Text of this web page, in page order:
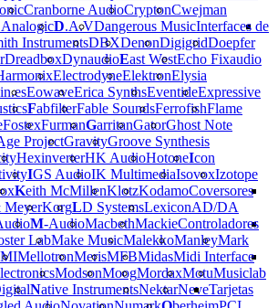
Cranborne AudioCryptonCwejman
D.A.VDangerous Music
InstrumentsDBXDenonDigigridDoepfer
DreadboxDynaudioEast WestEcho Fix
ElectrodyneElektronElysia
EowaveErica SynthsEventideExpressive
FabfilterFable SoundsFerrofishFlame
FostexFurmanGarritanGatorGhost Note
ProjectGravityGroove Synthesis
HexinverterHK AudioHotoneIcon
IGS AudioIK MultimediaIsovoxIzotope
Keith McMillenKlotzKodamo
KorgLD SystemsLexicon
M-AudioMacbethMackie
LabMake MusicMalekkoManleyMark
MellotronMerisMFBMidas
ModsonMoogMordaxMotuMusiclab
Native InstrumentsNektarNeve
Interfaces de
audio
Coversores
AD/DA
Controladores
Midi Interface
Tarjetas